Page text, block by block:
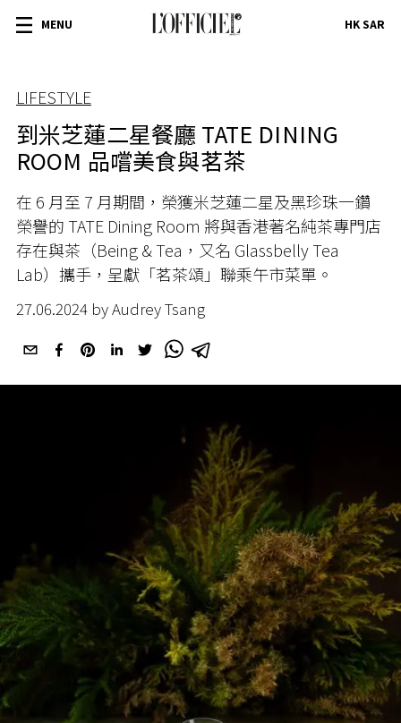
MENU HK SAR
LIFESTYLE
到米芝蓮二星餐廳 TATE DINING
ROOM 品嚐美食與茗茶
在 6 月至 7 月期間，榮獲米芝蓮二星及黑珍珠一鑽
榮譽的 TATE Dining Room 將與香港著名純茶專門店
存在與茶（Being & Tea ，又名 Glassbelly Tea
Lab）攜手，呈獻「茗茶頌」聯乘午市菜單。
27.06.2024 by Audrey Tsang